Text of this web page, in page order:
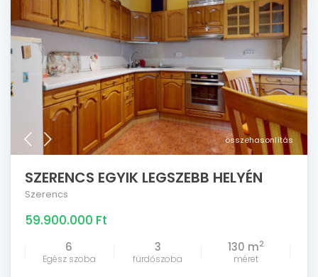
összehasonlítás
SZERENCS EGYIK LEGSZEBB HELYÉN
Szerencs
59.900.000 Ft
6
Egész szoba
3
fürdőszoba
130 m2
méret